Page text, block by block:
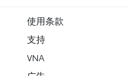
使用条款
支持
VNA